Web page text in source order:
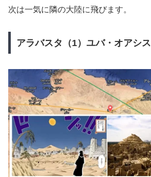
次は一気に隣の大陸に飛びます。
アラバスタ（1）ユバ・オアシス